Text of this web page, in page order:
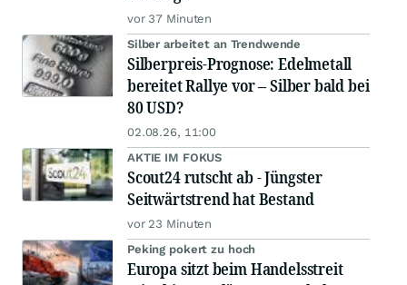
vor 37 Minuten
Silber arbeitet an Trendwende
Silberpreis-Prognose: Edelmetall
bereitet Rallye vor – Silber bald bei
80 USD?
02.08.26, 11:00
AKTIE IM FOKUS
Scout24 rutscht ab - Jüngster
Seitwärtstrend hat Bestand
vor 23 Minuten
Peking pokert zu hoch
Europa sitzt beim Handelsstreit